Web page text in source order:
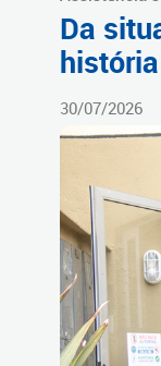
Da
30/07/2026